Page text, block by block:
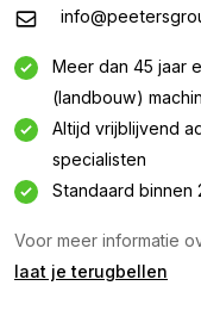
Meer dan 45 jaar
(landbouw)
Altijd vrijblijvend
specialisten
Standaard binnen
Voor meer informatie
laat je terugbellen
Geïnteresseerd in